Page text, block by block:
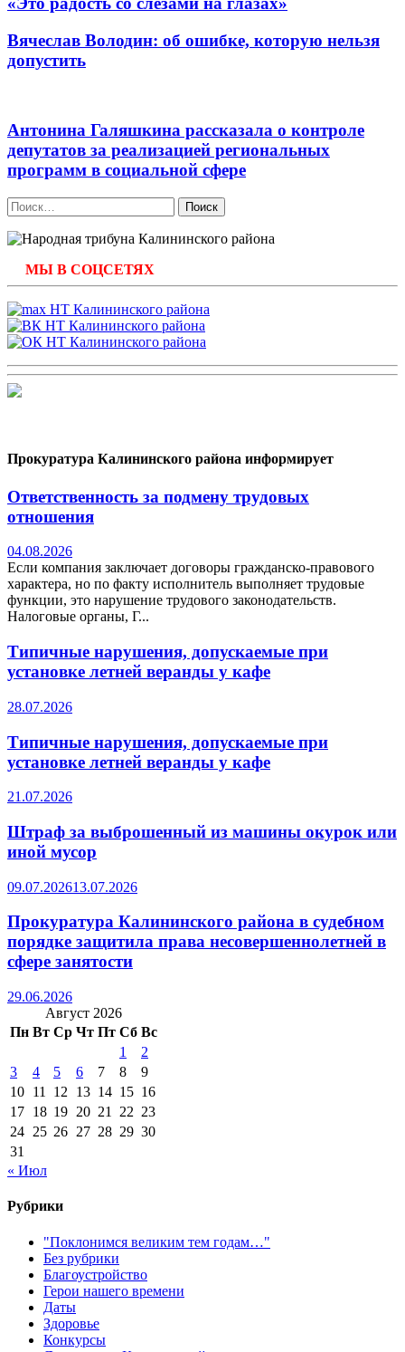
Вячеслав Володин: об ошибке, которую нельзя
допустить
Антонина Галяшкина рассказала о контроле
депутатов за реализацией региональных
программ в социальной сфере
Найти:
МЫ В СОЦСЕТЯХ
Прокуратура Калининского района информирует
Ответственность за подмену трудовых
отношения
04.08.2026
Если компания заключает договоры гражданско-правового
характера, но по факту исполнитель выполняет трудовые
функции, это нарушение трудового законодательств.
Налоговые органы, Г...
Типичные нарушения, допускаемые при
установке летней веранды у кафе
28.07.2026
Типичные нарушения, допускаемые при
установке летней веранды у кафе
21.07.2026
Штраф за выброшенный из машины окурок или
иной мусор
09.07.202613.07.2026
Прокуратура Калининского района в судебном
порядке защитила права несовершеннолетней в
сфере занятости
29.06.2026
Август 2026
Пн Вт Ср Чт Пт Сб Вс
1
2
3
4 5 6 7 8
9
10 11 12 13 14 15 16
17 18 19 20 21 22 23
24 25 26 27 28 29 30
31
« Июл
Рубрики
"Поклонимся великим тем годам…"
Без рубрики
Благоустройство
Герои нашего времени
Даты
Здоровье
Конкурсы